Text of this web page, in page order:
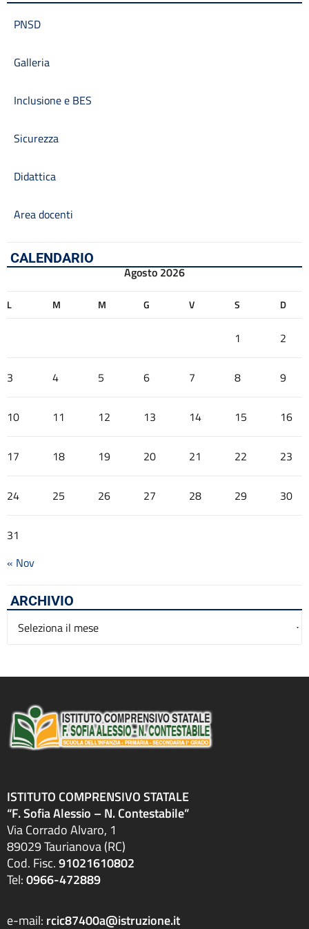
PNSD
Galleria
Inclusione e BES
Sicurezza
Didattica
Area docenti
CALENDARIO
Agosto 2026
L M M G V S D
1 2
3 4 5 6 7 8 9
10 11 12 13 14 15 16
17 18 19 20 21 22 23
24 25 26 27 28 29 30
31
« Nov
ARCHIVIO
Archivio
ISTITUTO COMPRENSIVO STATALE
“F. Sofia Alessio – N. Contestabile”
Via Corrado Alvaro, 1
89029 Taurianova (RC)
Cod. Fisc.91021610802
Tel:0966-472889
e-mail: rcic87400a@istruzione.it